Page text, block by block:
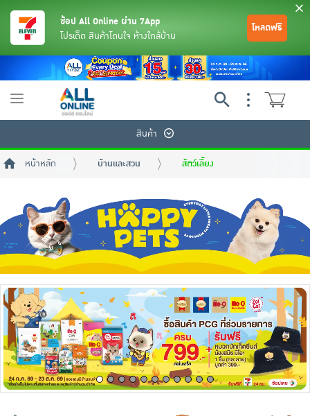
ย้อนกลับ
เครื่องดื่มและผงชงดื่ม
เครื่องปรุงรสและของแห้ง
ขนมขบเคี้ยว และช็อคโกแลต
อาหารสด ผัก ผลไม้และเบเกอรี่
ย้อนกลับ
ย้อนกลับ
ย้อนกลับ
ย้อนกลับ
ย้อนกลับ
ย้อนกลับ
ย้อนกลับ
มือถือ
ย้อนกลับ
ย้อนกลับ
พระเครื่อง test pop
ย้อนกลับ
ช้อป All Online ผ่าน 7App
โปรเด็ด สินค้าโดนใจ ห้างใกล้บ้าน
โหลดฟรี
Toggle
สินค้า
หน้าหลัก บ้านและสวน สัตว์เลี้ยง